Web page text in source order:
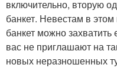
включительно, вторую
банкет. Невестам в
банкет можно
вас не приглашают на
новых неразношенных